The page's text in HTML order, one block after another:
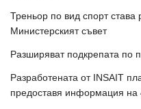
Треньор по вид спорт
Министерският съвет
Разширяват подкрепата по
Разработената от INSAIT
предоставя информация на